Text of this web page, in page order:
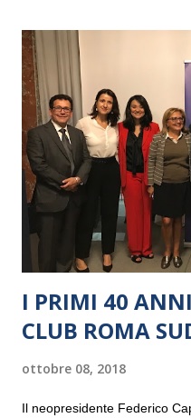
I PRIMI 40
CLUB ROMA
ottobre 08, 2018
Il neopresidente Federico